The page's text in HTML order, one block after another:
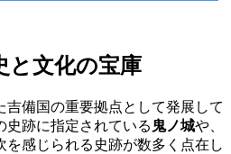
と文化の宝庫
備国の重要拠点として発展して
史跡に指定されている 鬼ノ城や、
を感じられる史跡が数多く点在し